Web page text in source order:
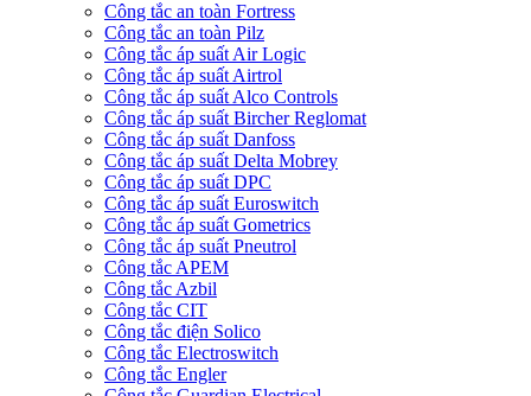
Công tắc an toàn Fortress
Công tắc an toàn Pilz
Công tắc áp suất Air Logic
Công tắc áp suất Airtrol
Công tắc áp suất Alco Controls
Công tắc áp suất Bircher Reglomat
Công tắc áp suất Danfoss
Công tắc áp suất Delta Mobrey
Công tắc áp suất DPC
Công tắc áp suất Euroswitch
Công tắc áp suất Gometrics
Công tắc áp suất Pneutrol
Công tắc APEM
Công tắc Azbil
Công tắc CIT
Công tắc điện Solico
Công tắc Electroswitch
Công tắc Engler